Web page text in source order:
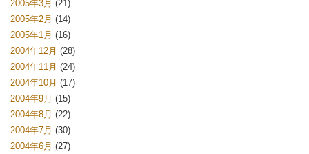
2005年3月 (21)
2005年2月 (14)
2005年1月 (16)
2004年12月 (28)
2004年11月 (24)
2004年10月 (17)
2004年9月 (15)
2004年8月 (22)
2004年7月 (30)
2004年6月 (27)